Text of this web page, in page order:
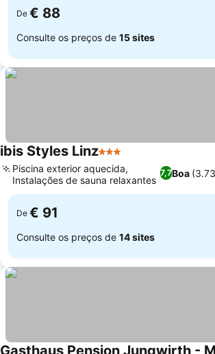
De € 88
Consulte os preços de 15 sites
ibis Styles Linz3 Estrelas
7,7Boa
Piscina exterior aquecida,
Instalações de sauna relaxantes
De € 91
Consulte os preços de 14 sites
Gasthaus Pension Jungwirth -